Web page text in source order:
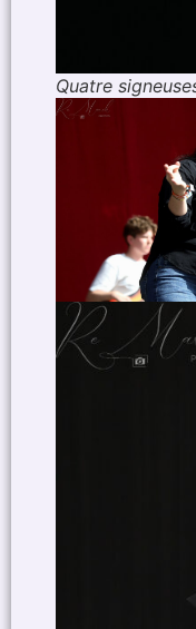
Quatre